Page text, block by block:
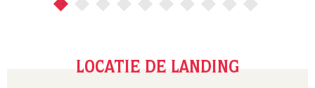
LOCATIE DE LANDING